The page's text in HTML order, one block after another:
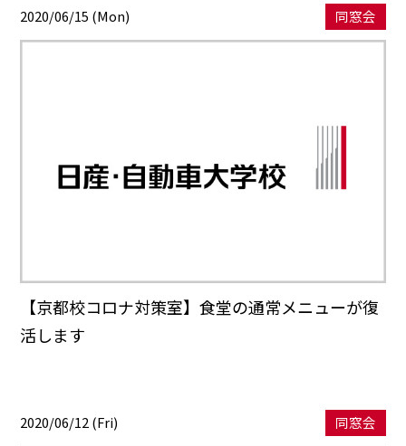
2020/06/15 (Mon) 同窓会
【京都校コロナ対策室】食堂の通常メニューが復
活します
2020/06/12 (Fri) 同窓会